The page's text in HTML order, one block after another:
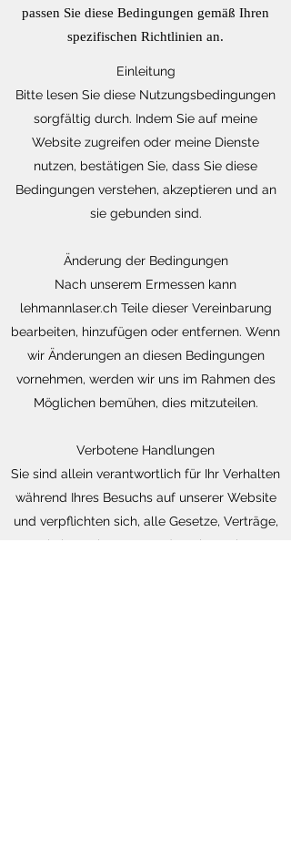
passen Sie diese Bedingungen gemäß Ihren
spezifischen Richtlinien an.
Einleitung
Bitte lesen Sie diese Nutzungsbedingungen
sorgfältig durch. Indem Sie auf meine
Website zugreifen oder meine Dienste
nutzen, bestätigen Sie, dass Sie diese
Bedingungen verstehen, akzeptieren und an
sie gebunden sind.
Änderung der Bedingungen
Nach unserem Ermessen kann
lehmannlaser.ch Teile dieser Vereinbarung
bearbeiten, hinzufügen oder entfernen. Wenn
wir Änderungen an diesen Bedingungen
vornehmen, werden wir uns im Rahmen des
Möglichen bemühen, dies mitzuteilen.
Verbotene Handlungen
Sie sind allein verantwortlich für Ihr Verhalten
während Ihres Besuchs auf unserer Website
und verpflichten sich, alle Gesetze, Verträge,
geistiges Eigentum und Rechte Dritter